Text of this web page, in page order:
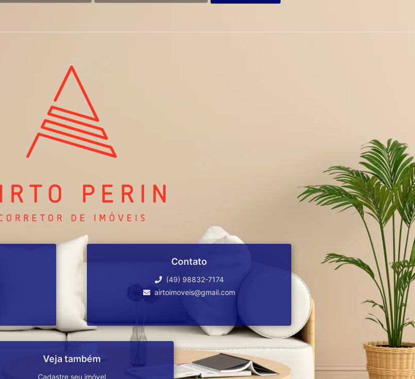
Contato
(49) 98832-7174
airtoimoveis@gmail.com
Veja também
Cadastre seu imóvel